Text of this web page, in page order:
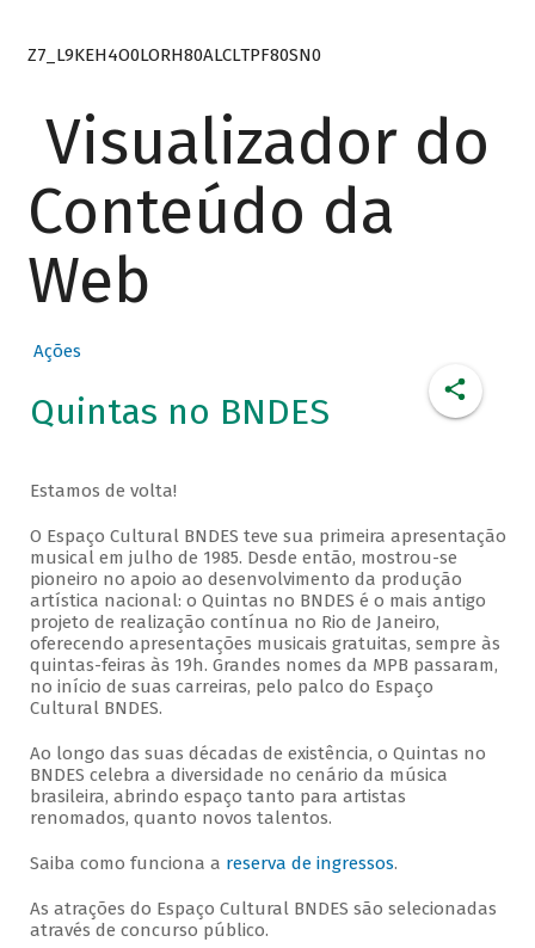
Z7_L9KEH4O0LORH80ALCLTPF80SN0
Visualizador do
Conteúdo da
Web
Ações
Quintas no BNDES
Estamos de volta!
O Espaço Cultural BNDES teve sua primeira apresentação
musical em julho de 1985. Desde então, mostrou-se
pioneiro no apoio ao desenvolvimento da produção
artística nacional: o Quintas no BNDES é o mais antigo
projeto de realização contínua no Rio de Janeiro,
oferecendo apresentações musicais gratuitas, sempre às
quintas-feiras às 19h. Grandes nomes da MPB passaram,
no início de suas carreiras, pelo palco do Espaço
Cultural BNDES.
Ao longo das suas décadas de existência, o Quintas no
BNDES celebra a diversidade no cenário da música
brasileira, abrindo espaço tanto para artistas
renomados, quanto novos talentos.
Saiba como funciona a reserva de ingressos.
As atrações do Espaço Cultural BNDES são selecionadas
através de concurso público.